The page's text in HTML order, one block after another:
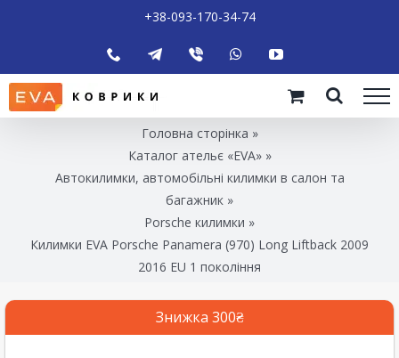
+38-093-170-34-74
Головна сторінка »
Каталог ательє «EVA»»
Автокилимки, автомобільні килимки в салон та
багажник »
Porsche килимки »
Килимки EVA Porsche Panamera (970) Long Liftback 2009
2016 EU 1 покоління
Знижка 300₴